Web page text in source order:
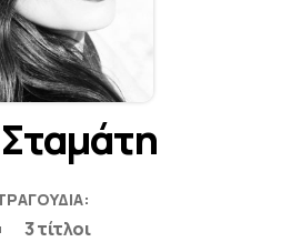
3 τίτλοι